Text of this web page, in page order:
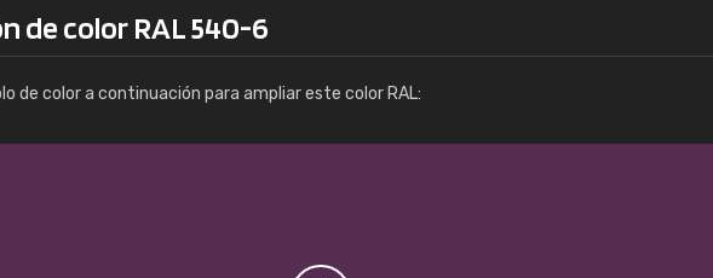
de color RAL 540-6
de color a continuación para ampliar este color RAL: